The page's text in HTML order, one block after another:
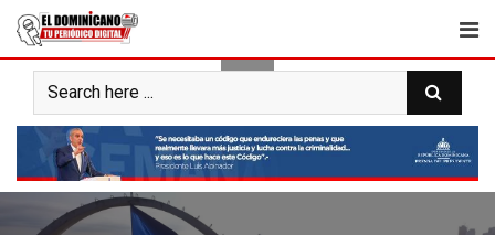
Skip
content